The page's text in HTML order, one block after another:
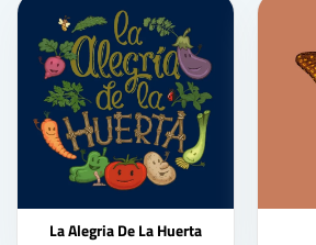
La Alegria De La Huerta